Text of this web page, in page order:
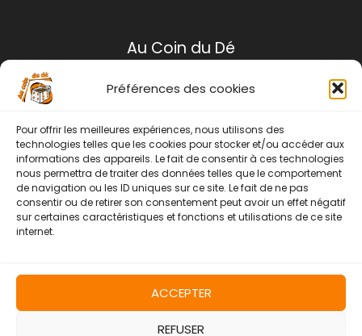
Préférences des cookies
Pour offrir les meilleures expériences, nous utilisons des
technologies telles que les cookies pour stocker et/ou accéder aux
informations des appareils. Le fait de consentir à ces technologies
nous permettra de traiter des données telles que le comportement
de navigation ou les ID uniques sur ce site. Le fait de ne pas
consentir ou de retirer son consentement peut avoir un effet négatif
sur certaines caractéristiques et fonctions et utilisations de ce site
internet.
ACCEPTER
REFUSER
Au Coin du Dé
Conditions générales de ventes
Politique de retour
Contact
Instagram Facebook